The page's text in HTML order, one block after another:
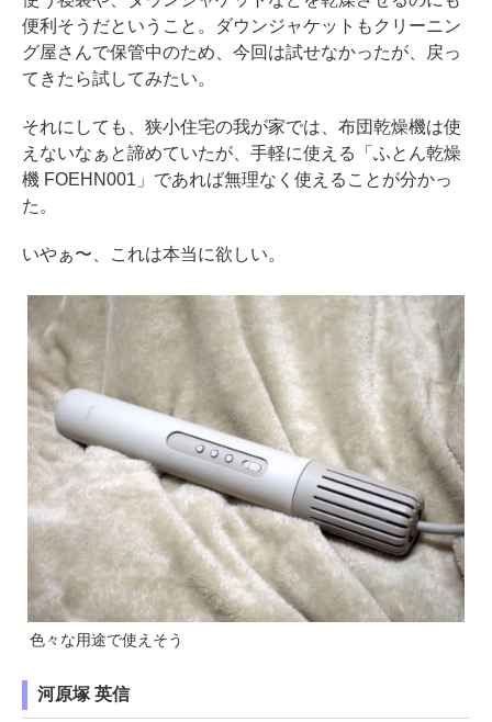
便利そうだということ。ダウンジャケットもクリーニン
グ屋さんで保管中のため、今回は試せなかったが、戻っ
てきたら試してみたい。
それにしても、狭小住宅の我が家では、布団乾燥機は使
えないなぁと諦めていたが、手軽に使える「ふとん乾燥
機 FOEHN001」であれば無理なく使えることが分かっ
た。
いやぁ〜、これは本当に欲しい。
色々な用途で使えそう
河原塚 英信